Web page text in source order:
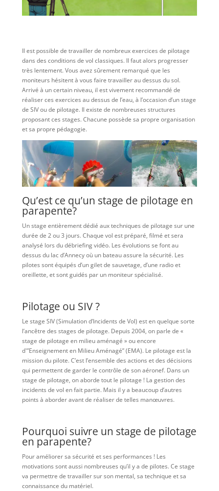
Il est possible de travailler de nombreux exercices de pilotage
dans des conditions de vol classiques. Il faut alors progresser
très lentement. Vous avez sûrement remarqué que les
moniteurs hésitent à vous faire travailler au dessus du sol.
Arrivé à un certain niveau, il est vivement recommandé de
réaliser ces exercices au dessus de l’eau, à l’occasion d’un stage
de SIV ou de pilotage. Il existe de nombreuses structures
proposant ces stages. Chacune possède sa propre organisation
et sa propre pédagogie.
Qu’est ce qu’un stage de pilotage en
parapente?
Un stage entièrement dédié aux techniques de pilotage sur une
durée de 2 ou 3 jours. Chaque vol est préparé, filmé et sera
analysé lors du débriefing vidéo. Les évolutions se font au
dessus du lac d’Annecy où un bateau assure la sécurité. Les
pilotes sont équipés d’un gilet de sauvetage, d’une radio et
oreillette, et sont guidés par un moniteur spécialisé.
Pilotage ou SIV ?
Le stage SIV (Simulation d’Incidents de Vol) est en quelque sorte
l’ancêtre des stages de pilotage. Depuis 2004, on parle de «
stage de pilotage en milieu aménagé » ou encore
d'”Enseignement en Milieu Aménagé” (EMA). Le pilotage est la
mission du pilote. C’est l’ensemble des actions et des décisions
qui permettent de garder le contrôle de son aéronef. Dans un
stage de pilotage, on aborde tout le pilotage ! La gestion des
incidents de vol en fait partie. Mais il y a beaucoup d’autres
points à aborder avant de réaliser de telles manœuvres.
Pourquoi suivre un stage de pilotage
en parapente?
Pour améliorer sa sécurité et ses performances ! Les
motivations sont aussi nombreuses qu’il y a de pilotes. Ce stage
va permettre de travailler sur son mental, sa technique et sa
connaissance du matériel.